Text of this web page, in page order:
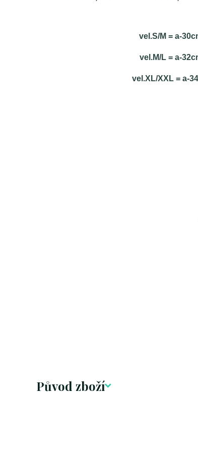
vel.S/M = a-
vel.M/L = a-
vel.XL/XXL = a-
Původ zboží